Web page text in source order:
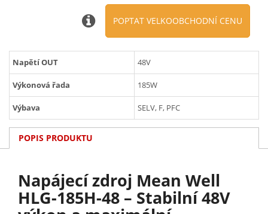
POPTAT VELKOOBCHODNÍ CENU
Napětí OUT 48V
Výkonová řada 185W
Výbava SELV, F, PFC
POPIS PRODUKTU
Napájecí zdroj Mean Well
HLG-185H-48 – Stabilní 48V